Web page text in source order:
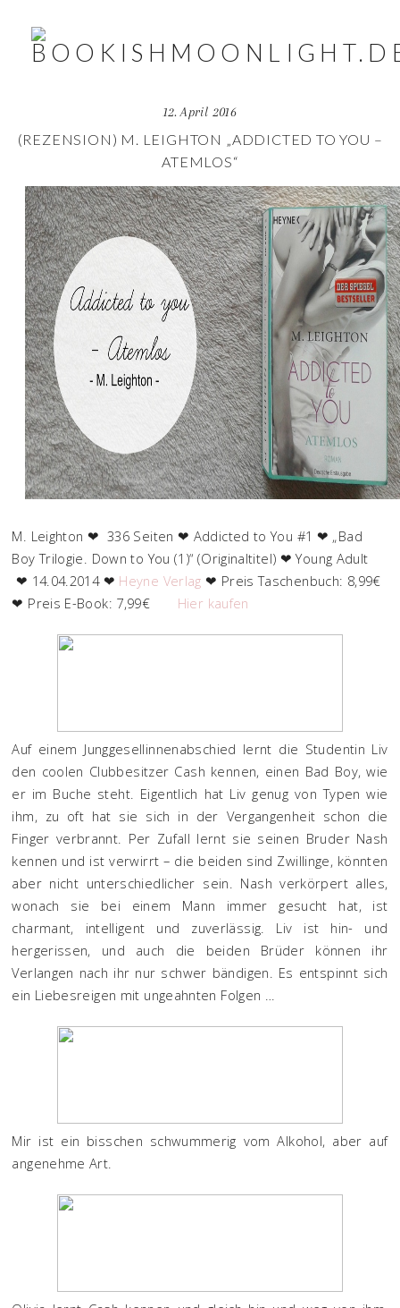
12. April 2016
(REZENSION) M. LEIGHTON „ADDICTED TO YOU –
ATEMLOS“
M. Leighton ❤ 336 Seiten ❤ Addicted to You #1 ❤ „Bad
Boy Trilogie. Down to You (1)“ (Originaltitel) ❤ Young Adult
❤ 14.04.2014 ❤ Heyne Verlag ❤ Preis Taschenbuch: 8,99€
❤ Preis E-Book: 7,99€ Hier kaufen
Auf einem Junggesellinnenabschied lernt die Studentin Liv
den coolen Clubbesitzer Cash kennen, einen Bad Boy, wie
er im Buche steht. Eigentlich hat Liv genug von Typen wie
ihm, zu oft hat sie sich in der Vergangenheit schon die
Finger verbrannt. Per Zufall lernt sie seinen Bruder Nash
kennen und ist verwirrt – die beiden sind Zwillinge, könnten
aber nicht unterschiedlicher sein. Nash verkörpert alles,
wonach sie bei einem Mann immer gesucht hat, ist
charmant, intelligent und zuverlässig. Liv ist hin- und
hergerissen, und auch die beiden Brüder können ihr
Verlangen nach ihr nur schwer bändigen. Es entspinnt sich
ein Liebesreigen mit ungeahnten Folgen …
Mir ist ein bisschen schwummerig vom Alkohol, aber auf
angenehme Art.